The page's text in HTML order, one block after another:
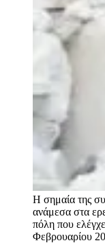
Η σημαία της
ανάμεσα στα
πόλη που
Φεβρουαρίου